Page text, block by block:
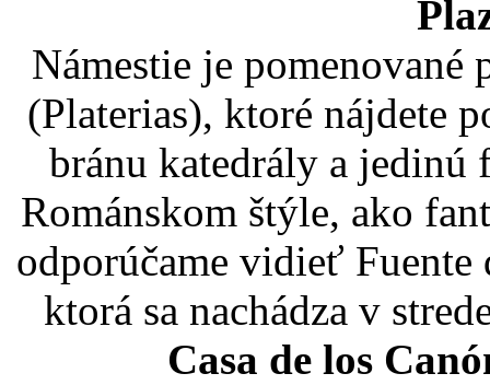
Námestie je
(Platerias), ktoré nájdete
bránu katedrály a jedinú
Románskom štýle, ako
odporúčame vidieť Fuente
ktorá sa nachádza v
Casa de los